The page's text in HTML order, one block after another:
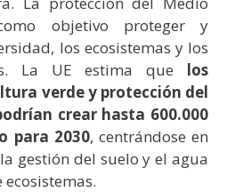
objetivo proteger y
los ecosistemas y los
La UE estima que los
verde y protección del
crear hasta 600.000
para 2030, centrándose en
gestión del suelo y el agua